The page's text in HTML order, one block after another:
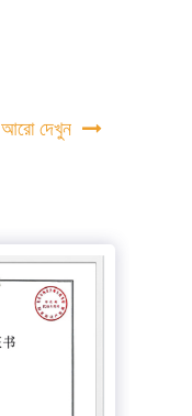
আরো দেখুন